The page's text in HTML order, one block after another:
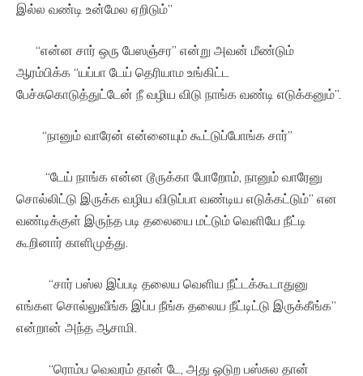
இல்ல வண்டி உன்மேல ஏறிடும்”
“என்ன சார் ஒரு பேஸஞ்சர” என்று அவன் மீண்டும்
ஆரம்பிக்க “யப்பா டேய் தெரியாம உங்கிட்ட
பேச்சுகொடுத்துட்டேன் நீ வழிய விடு நாங்க வண்டி எடுக்கனும்”.
“நானும் வாரேன் என்னையும் கூட்டுப்போங்க சார்”
“டேய் நாங்க என்ன டூருக்கா போறோம், நானும் வாரேனு
சொல்லிட்டு இருக்க வழிய விடுப்பா வண்டிய எடுக்கட்டும்” என
வண்டிக்குள் இருந்த படி தலையை மட்டும் வெளியே நீட்டி
கூறினார் காளிமுத்து.
“சார் பஸ்ல இப்படி தலைய வெளிய நீட்டக்கூடாதுனு
எங்கள சொல்லுவீங்க இப்ப நீங்க தலைய நீட்டிட்டு இருக்கீங்க”
என்றான் அந்த ஆசாமி.
“ரொம்ப வெவரம் தான் டே, அது ஓடுற பஸ்சுல தான்